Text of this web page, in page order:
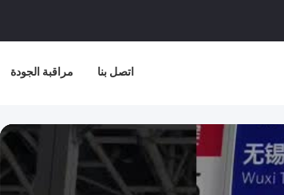
مراقبة الجودة اتصل بنا